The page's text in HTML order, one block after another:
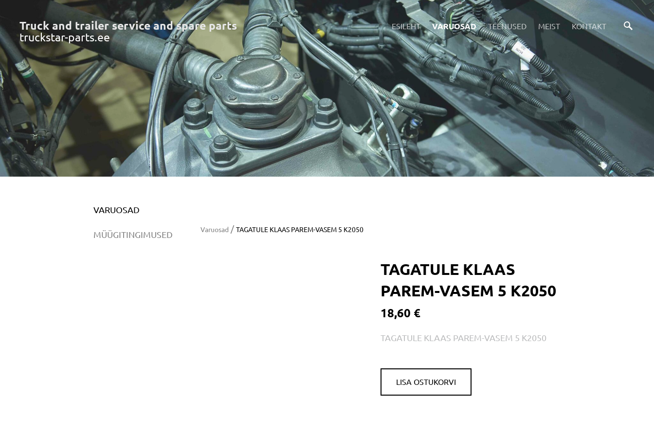
Truck and trailer service and spare parts
truckstar-parts.ee
ESILEHT VARUOSAD TEENUSED MEIST KONTAKT
VARUOSAD
MÜÜGITINGIMUSED Varuosad / TAGATULE KLAAS PAREM-VASEM 5 K2050
TAGATULE KLAAS
PAREM-VASEM 5 K2050
18,60 €
TAGATULE KLAAS PAREM-VASEM 5 K2050
LISA OSTUKORVI